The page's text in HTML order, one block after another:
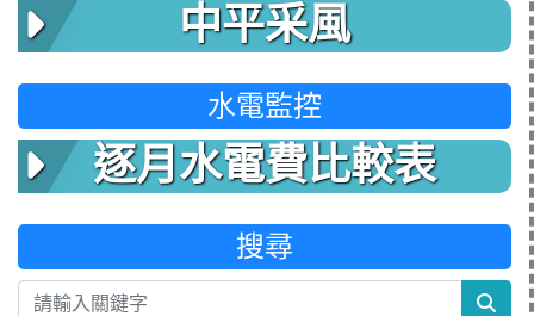
中平采風
水電監控
逐月水電費比較表
搜尋